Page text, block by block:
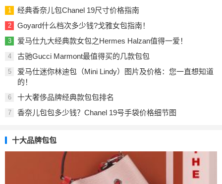
1 经典香奈儿包Chanel 19尺寸价格指南
2 Goyard什么档次多少钱?戈雅女包指南！
3 爱马仕九大经典款女包之Hermes Halzan值得一爱！
4 古驰Gucci Marmont最值得买的几款包包
5
爱马仕迷你林迪包（Mini Lindy）图片及价格：您一直想知道
的！
6 十大奢侈品牌经典款包包排名
7 香奈儿包包多少钱？Chanel 19号手袋价格细节图
十大品牌包包